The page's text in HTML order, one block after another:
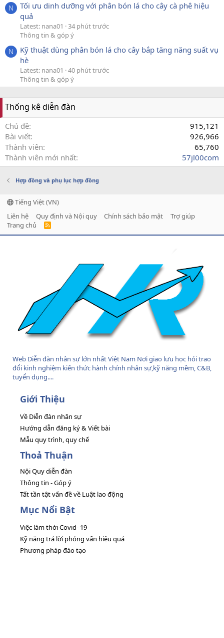
N
Tối ưu dinh dưỡng với phân bón lá cho cây cà phê hiệu
quả
Latest: nana01
34 phút trước
Thông tin & góp ý
N
Kỹ thuật dùng phân bón lá cho cây bắp tăng năng suất vụ
hè
Latest: nana01
40 phút trước
Thông tin & góp ý
Thống kê diễn đàn
Chủ đề
915,121
Bài viết
926,966
Thành viên
65,760
Thành viên mới nhất
57jl00com
Hợp đồng và phụ lục hợp đồng
Tiếng Việt (VN)
Liên hệ
Quy định và Nội quy Chính sách bảo mật
Trợ giúp
Trang chủ
R
Web Diễn đàn nhân sự lớn nhất Việt Nam Nơi giao lưu học hỏi trao
đổi kinh nghiệm kiến thức hành chính nhân sự,kỹ năng mềm, C&B,
tuyển dụng....
Giới Thiệu
Về Diễn đàn nhân sự
Hướng dẫn đăng ký & Viết bài
Mẫu quy trình, quy chế
Thoả Thuận
Nội Quy diễn đàn
Thông tin - Góp ý
Tất tần tật vấn đề về Luật lao động
Mục Nổi Bật
Việc làm thời Covid- 19
Kỹ năng trả lời phỏng vấn hiệu quả
Phương pháp đào tạo